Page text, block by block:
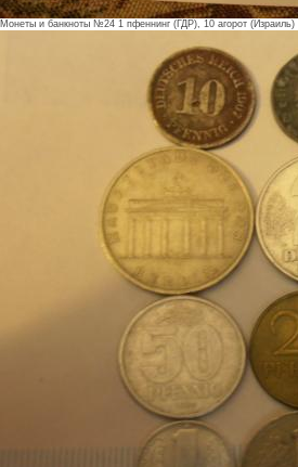
Монеты и банкноты №24 1 пфеннинг (ГДР), 10 агорот